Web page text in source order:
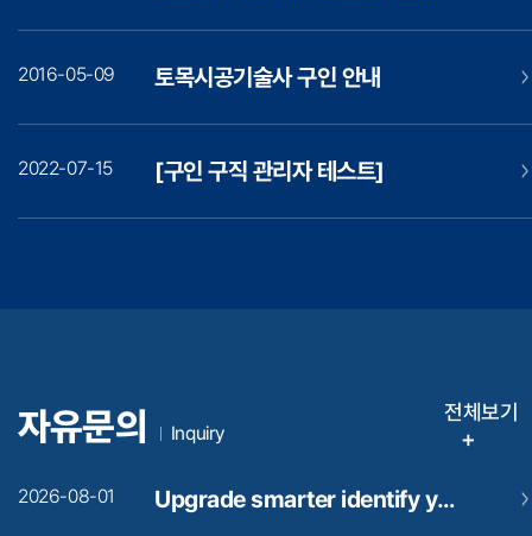
2016-05-09 토목시공기술사 구인 안내
2022-07-15 [구인 구직 관리자 테스트]
자유문의 Inquiry
전체보기
+
2026-08-01 Upgrade smarter identify your real bottleneck first